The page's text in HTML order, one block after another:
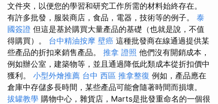
文件夾，以便您的學習和研究工作所需的材料始終存在。
有許多批發，服裝商店，食品，電器，技術等的例子。 泰
國簽證 但這是基於購買大量產品的基礎（也就是說，不值
得購買）。 台中精油按摩 壁癌 這種批發商在線通過提供某
些產品的折扣來銷售產品。 推拿 證照 他們沒有開銷成本，
例如辦公室，建築物等，並且通過降低此類成本從折扣價中
獲利。 小型外燴推薦 台中 西區 推拿整復 例如，產品應在
倉庫中存儲多長時間，某些產品可能會隨著時間而損壞。
拔罐教學 購物中心，雜貨店，Marts是批發重命名的一個很